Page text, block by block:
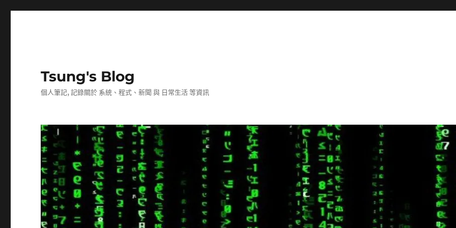
Tsung's Blog
個人筆記, 記錄關於 系統、程式、新聞 與 日常生活 等資訊